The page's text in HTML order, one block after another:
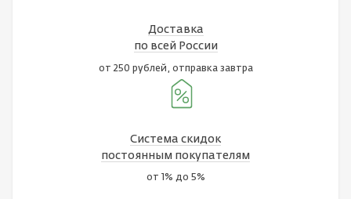
Доставка
по всей России
от 250 рублей, отправка завтра
Система скидок
постоянным покупателям
от 1% до 5%